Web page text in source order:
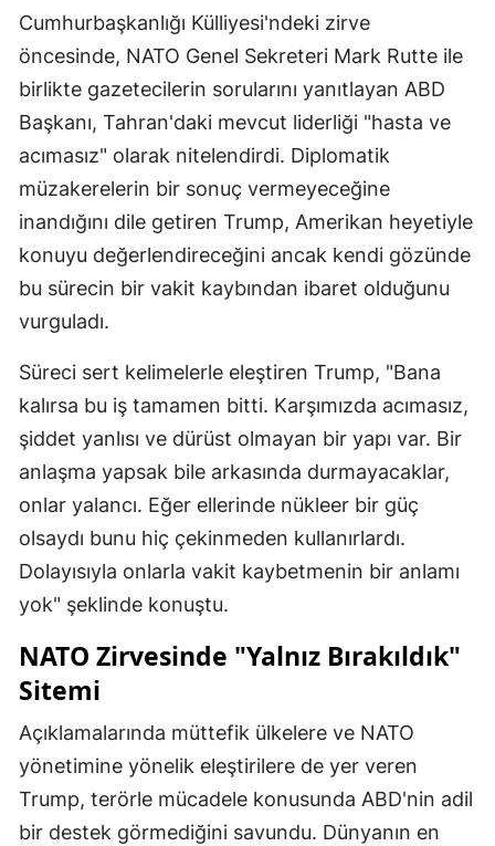
Cumhurbaşkanlığı Külliyesi'ndeki zirve
öncesinde, NATO Genel Sekreteri Mark Rutte ile
birlikte gazetecilerin sorularını yanıtlayan ABD
Başkanı, Tahran'daki mevcut liderliği "hasta ve
acımasız" olarak nitelendirdi. Diplomatik
müzakerelerin bir sonuç vermeyeceğine
inandığını dile getiren Trump, Amerikan heyetiyle
konuyu değerlendireceğini ancak kendi gözünde
bu sürecin bir vakit kaybından ibaret olduğunu
vurguladı.
Süreci sert kelimelerle eleştiren Trump, "Bana
kalırsa bu iş tamamen bitti. Karşımızda acımasız,
şiddet yanlısı ve dürüst olmayan bir yapı var. Bir
anlaşma yapsak bile arkasında durmayacaklar,
onlar yalancı. Eğer ellerinde nükleer bir güç
olsaydı bunu hiç çekinmeden kullanırlardı.
Dolayısıyla onlarla vakit kaybetmenin bir anlamı
yok" şeklinde konuştu.
NATO Zirvesinde "Yalnız Bırakıldık"
Sitemi
Açıklamalarında müttefik ülkelere ve NATO
yönetimine yönelik eleştirilere de yer veren
Trump, terörle mücadele konusunda ABD'nin adil
bir destek görmediğini savundu. Dünyanın en